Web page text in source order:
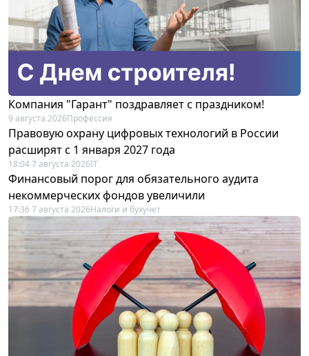
Компания "Гарант" поздравляет с праздником!
9 августа 2026Профессия
Правовую охрану цифровых технологий в России
расширят с 1 января 2027 года
18:04 7 августа 2026IT
Финансовый порог для обязательного аудита
некоммерческих фондов увеличили
17:36 7 августа 2026Налоги и бухучет